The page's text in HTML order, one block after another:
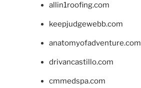
allin1roofing.com
keepjudgewebb.com
anatomyofadventure.com
drivancastillo.com
cmmedspa.com